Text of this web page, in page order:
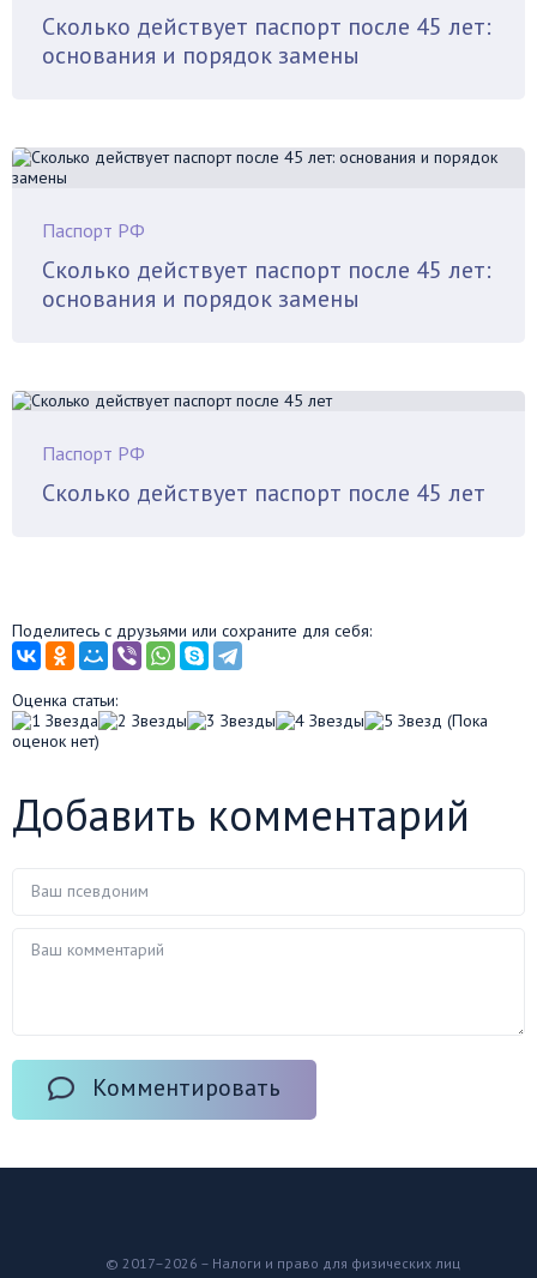
Сколько действует паспорт после 45 лет:
основания и порядок замены
Паспорт РФ
Сколько действует паспорт после 45 лет:
основания и порядок замены
Паспорт РФ
Сколько действует паспорт после 45 лет
Поделитесь с друзьями или сохраните для себя:
Оценка статьи:
(Пока
оценок нет)
Добавить комментарий
Комментировать
© 2017–2026 – Налоги и право для физических лиц